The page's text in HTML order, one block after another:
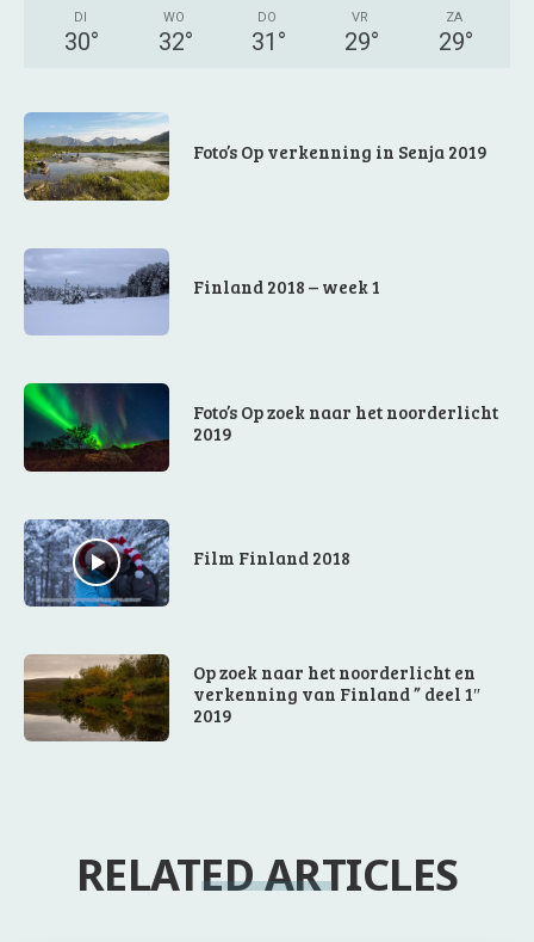
DI
30°
WO
32°
DO
31 °
VR
29°
ZA
29°
Foto’s Op verkenning in Senja 2019
Finland 2018 – week 1
Foto’s Op zoek naar het noorderlicht
2019
Film Finland 2018
Op zoek naar het noorderlicht en
verkenning van Finland ” deel 1″
2019
RELATED ARTICLES